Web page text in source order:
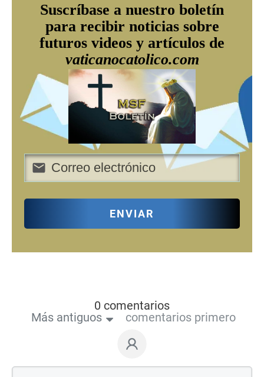
Suscríbase a nuestro boletín
para recibir noticias sobre
futuros videos y artículos de
vaticanocatolico.com
ENVIAR
0 comentarios
Más antiguos
comentarios primero